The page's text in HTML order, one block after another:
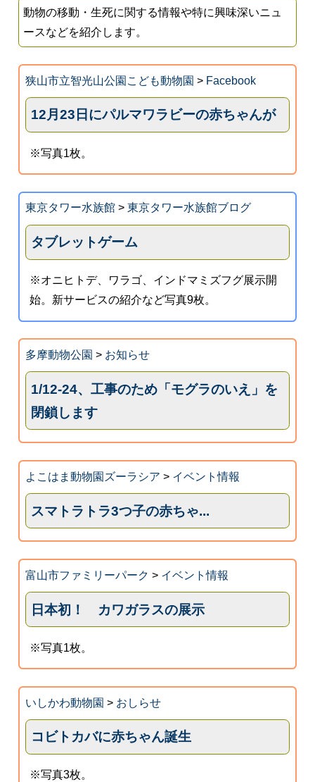
動物の移動・生死に関する情報や特に興味深いニュ
ースなどを紹介します。
狭山市立智光山公園こども動物園 > Facebook
12月23日にパルマワラビーの赤ちゃんが
※写真1枚。
東京タワー水族館> 東京タワー水族館ブログ
タブレットゲーム
※オニヒトデ、ワラゴ、インドマミズフグ展示開
始。新サービスの紹介など写真9枚。
多摩動物公園 > お知らせ
1/12-24、工事のため「モグラのいえ」を
閉鎖します
よこはま動物園ズーラシア > イベント情報
スマトラトラ3つ子の赤ちゃ...
富山市ファミリーパーク > イベント情報
日本初！ カワガラスの展示
※写真1枚。
いしかわ動物園 > おしらせ
コビトカバに赤ちゃん誕生
※写真3枚。